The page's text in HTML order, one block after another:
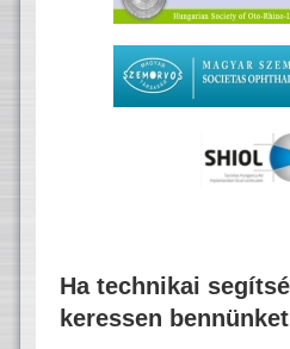
Ha technikai
keressen